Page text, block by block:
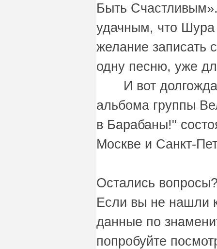
Быть
удачным, что
желание записать
одну песню, уже
И вот
альбома группы
в Барабаны!"
Москве и Санкт-
Остались
Если вы не нашли
данные по
попробуйте